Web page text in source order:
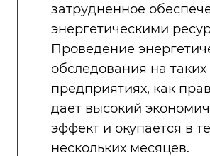
затрудненное
энергетическими
Проведение
обследования на таких
предприятиях, как
дает высокий
эффект и окупается в
нескольких месяцев.